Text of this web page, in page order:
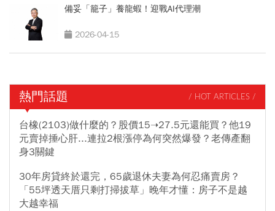
備妥「籠子」養龍蝦！迎戰AI代理潮
2026-04-15
熱門話題 / HOT ARTICLES /
台橡(2103)做什麼的？股價15➝27.5元還能買？他19
元賣掉捶心肝...連拉2根漲停為何突然爆發？老傳產翻
身3關鍵
30年房貸終於還完，65歲退休夫妻為何忍痛賣房？
「55坪透天厝只剩打掃拔草」晚年才懂：房子不是越
大越幸福